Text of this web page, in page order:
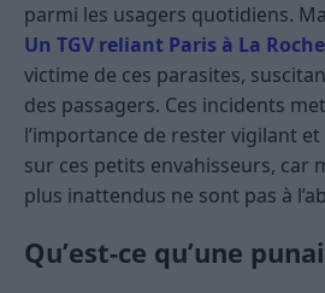
parmi les usagers quotidiens.
Un TGV reliant Paris à La
victime de ces parasites,
des passagers. Ces incidents
l’importance de rester vigilant
sur ces petits envahisseurs, car
plus inattendus ne sont pas à
Qu’est-ce qu’une